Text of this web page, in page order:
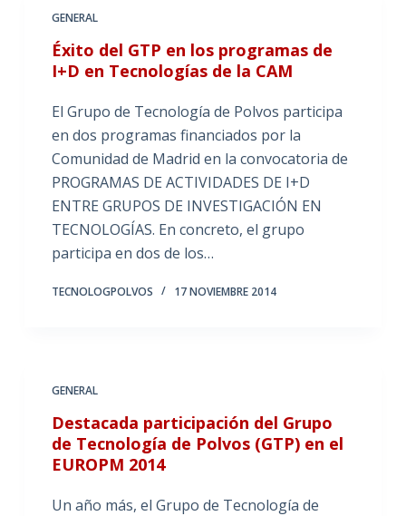
GENERAL
Éxito del GTP en los programas de
I+D en Tecnologías de la CAM
El Grupo de Tecnología de Polvos participa
en dos programas financiados por la
Comunidad de Madrid en la convocatoria de
PROGRAMAS DE ACTIVIDADES DE I+D
ENTRE GRUPOS DE INVESTIGACIÓN EN
TECNOLOGÍAS. En concreto, el grupo
participa en dos de los…
TECNOLOGPOLVOS 17 NOVIEMBRE 2014
GENERAL
Destacada participación del Grupo
de Tecnología de Polvos (GTP) en el
EUROPM 2014
Un año más, el Grupo de Tecnología de